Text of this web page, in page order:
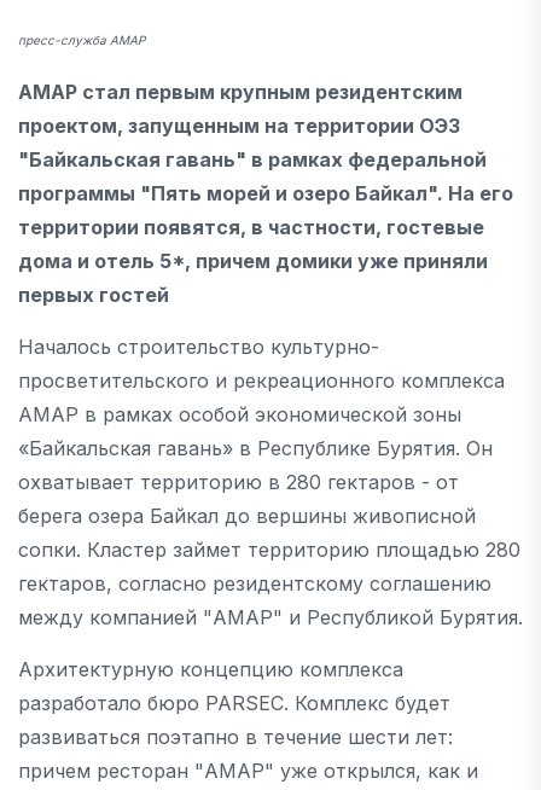
пресс-служба АМАР
АМАР стал первым крупным резидентским
проектом, запущенным на территории ОЭЗ
"Байкальская гавань" в рамках федеральной
программы "Пять морей и озеро Байкал". На его
территории появятся, в частности, гостевые
дома и отель 5*, причем домики уже приняли
первых гостей
Началось строительство культурно-
просветительского и рекреационного комплекса
АМАР в рамках особой экономической зоны
«Байкальская гавань» в Республике Бурятия. Он
охватывает территорию в 280 гектаров - от
берега озера Байкал до вершины живописной
сопки. Кластер займет территорию площадью 280
гектаров, согласно резидентскому соглашению
между компанией "АМАР" и Республикой Бурятия.
Архитектурную концепцию комплекса
разработало бюро PARSEC. Комплекс будет
развиваться поэтапно в течение шести лет:
причем ресторан "АМАР" уже открылся, как и